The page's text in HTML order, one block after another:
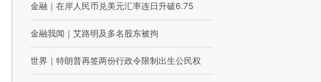
金融 ｜ 在岸人民币兑美元汇率连日升破6.75
金融我闻 ｜ 艾路明及多名股东被拘
世界 ｜ 特朗普再签两份行政令限制出生公民权